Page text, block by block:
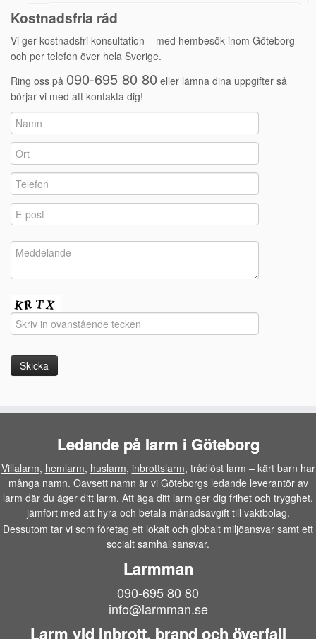
Kostnadsfria råd
Vi ger kostnadsfri konsultation – med hembesök inom Göteborg
och per telefon över hela Sverige.
Ring oss på 090-695 80 80 eller lämna dina uppgifter så
börjar vi med att kontakta dig!
Ledande på larm i Göteborg
Villalarm, hemlarm, huslarm, inbrottslarm, trådlöst larm – kärt barn har
många namn. Oavsett namn är vi Göteborgs ledande leverantör av
larm där du äger ditt larm. Att äga ditt larm ger dig frihet och trygghet,
jämfört med att hyra och betala månadsavgift till vaktbolag.
Dessutom tar vi som företag ett lokalt och globalt miljöansvar samt ett
socialt samhällsansvar.
Larmman
090-695 80 80
info@larmman.se
Larm vid inbrott, brand och överfall